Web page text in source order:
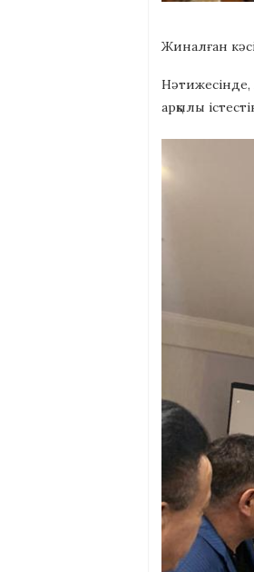
Жиналған
Нәтижесінде,
арқылы